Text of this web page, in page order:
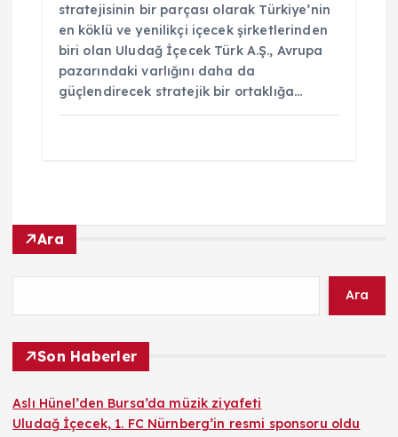
stratejisinin bir parçası olarak Türkiye’nin
en köklü ve yenilikçi içecek şirketlerinden
biri olan Uludağ İçecek Türk A.Ş., Avrupa
pazarındaki varlığını daha da
güçlendirecek stratejik bir ortaklığa…
Ara
Ara
Son Haberler
Aslı Hünel’den Bursa’da müzik ziyafeti
Uludağ İçecek, 1. FC Nürnberg’in resmi sponsoru oldu